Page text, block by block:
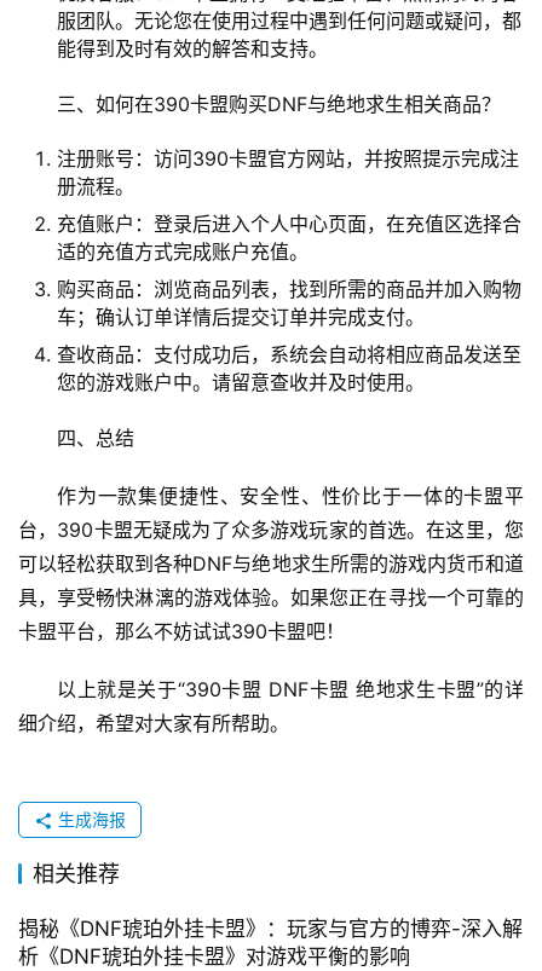
服团队。无论您在使用过程中遇到任何问题或疑问，都
能得到及时有效的解答和支持。
三、如何在390卡盟购买DNF与绝地求生相关商品？
注册账号：访问390卡盟官方网站，并按照提示完成注
册流程。
充值账户：登录后进入个人中心页面，在充值区选择合
适的充值方式完成账户充值。
购买商品：浏览商品列表，找到所需的商品并加入购物
车；确认订单详情后提交订单并完成支付。
查收商品：支付成功后，系统会自动将相应商品发送至
您的游戏账户中。请留意查收并及时使用。
四、总结
作为一款集便捷性、安全性、性价比于一体的卡盟平
台，390卡盟无疑成为了众多游戏玩家的首选。在这里，您
可以轻松获取到各种DNF与绝地求生所需的游戏内货币和道
具，享受畅快淋漓的游戏体验。如果您正在寻找一个可靠的
卡盟平台，那么不妨试试390卡盟吧！
以上就是关于“390卡盟 DNF卡盟 绝地求生卡盟”的详
细介绍，希望对大家有所帮助。
生成海报
相关推荐
揭秘《DNF琥珀外挂卡盟》：玩家与官方的博弈-深入解
析《DNF琥珀外挂卡盟》对游戏平衡的影响